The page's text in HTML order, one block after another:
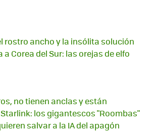
rostro ancho y la insólita solución
Corea del Sur: las orejas de elfo
no tienen anclas y están
los gigantescos "Roombas"
salvar a la IA del apagón